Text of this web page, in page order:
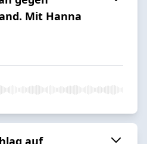
Mit Hanna
auf